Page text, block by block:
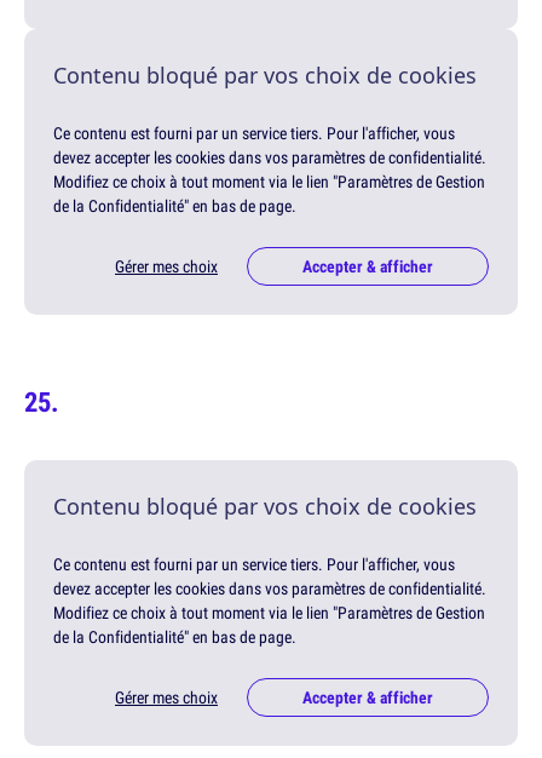
Contenu bloqué par vos choix de cookies
Ce contenu est fourni par un service tiers. Pour l'afficher, vous
devez accepter les cookies dans vos paramètres de confidentialité.
Modifiez ce choix à tout moment via le lien "Paramètres de Gestion
de la Confidentialité" en bas de page.
Gérer mes choix Accepter & afficher
Contenu bloqué par vos choix de cookies
Ce contenu est fourni par un service tiers. Pour l'afficher, vous
devez accepter les cookies dans vos paramètres de confidentialité.
Modifiez ce choix à tout moment via le lien "Paramètres de Gestion
de la Confidentialité" en bas de page.
Gérer mes choix Accepter & afficher